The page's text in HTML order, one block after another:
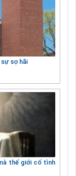
sợ hãi
thế giới cố tình